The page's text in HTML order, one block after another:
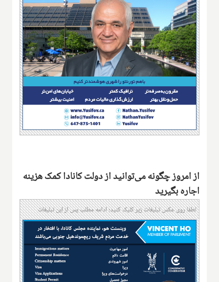
از امروز چگونه می‌توانید از دولت کانادا کمک هزینه
اجاره بگیرید
لطفا روی عکس تبلیغات زیر کلیک کنید؛ ادامه مطلب پس از این تبلیغات